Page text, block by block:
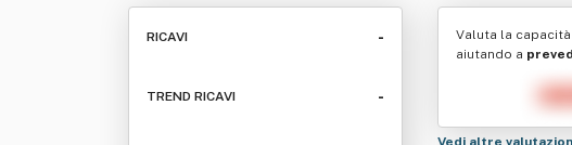
Di Revello Luigi & C.
RICAVI -
TREND RICAVI -
& C.
Valuta la
aiutando a
Vedi altre